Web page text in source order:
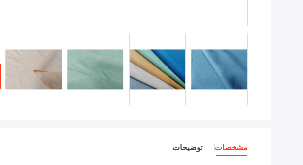
مشخصات توضیحات